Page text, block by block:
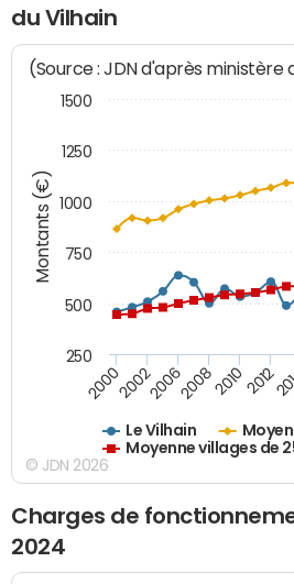
du Vilhain
Montants (€)
(Source : JDN d'après ministère
Le Vilhain
Moyenne villages de
200020022006200820102012
250
500
750
1000
1250
1500
© JDN 2026
Charges de
2024